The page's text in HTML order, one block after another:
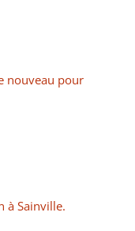
nouveau pour
à Sainville.